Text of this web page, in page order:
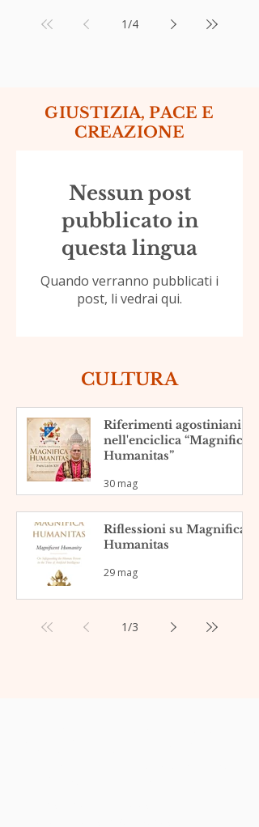
1/4
GIUSTIZIA, PACE E
CREAZIONE
Nessun post
pubblicato in
questa lingua
Quando verranno pubblicati i
post, li vedrai qui.
CULTURA
Riferimenti agostiniani
nell'enciclica “Magnifica
Humanitas”
30 mag
Riflessioni su Magnifica
Humanitas
29 mag
1/3